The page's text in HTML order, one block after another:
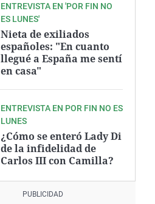
ENTREVISTA EN 'POR FIN NO
ES LUNES'
Nieta de exiliados
españoles: "En cuanto
llegué a España me sentí
en casa"
ENTREVISTA EN POR FIN NO ES
LUNES
¿Cómo se enteró Lady Di
de la infidelidad de
Carlos III con Camilla?